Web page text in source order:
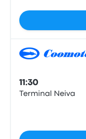
11:30
Terminal Neiva